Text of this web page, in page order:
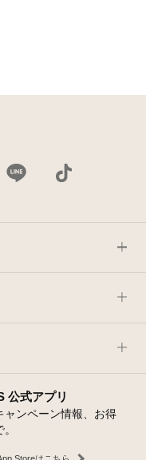
公式アプリ
ャンペーン情報、お得